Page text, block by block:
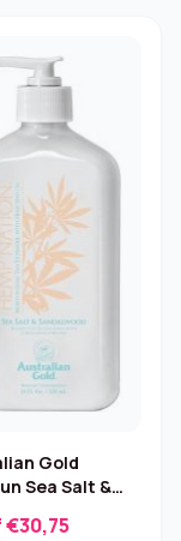
Gold
Sea Salt &
€30,75